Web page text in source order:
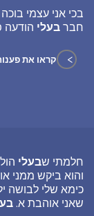
בכי אני עצמי
חבר בעלי הודעה
> קראו את
חלמתי שבעלי
והוא ביקש ממני
כימא שלי לבושה
שאני אוהבת א.